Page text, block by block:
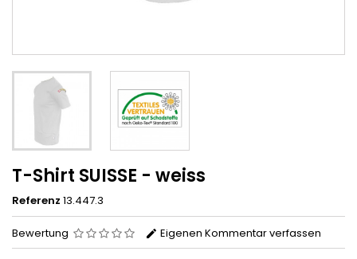
T-Shirt SUISSE - weiss
Referenz 13.447.3
Bewertung Eigenen Kommentar verfassen